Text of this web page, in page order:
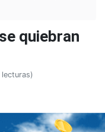
quiebran